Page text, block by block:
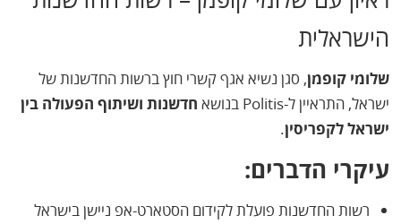
הישראלית
שלומי קופמן, סגן נשיא אגף קשרי חוץ ברשות החדשנות של
ישראל, התראיין ל-Politis בנושא
חדשנות ושיתוף הפעולה בין
ישראל לקפריסין.
עיקרי הדברים:
רשות החדשנות פועלת לקידום הסטארט-אפ ניישן בישראל